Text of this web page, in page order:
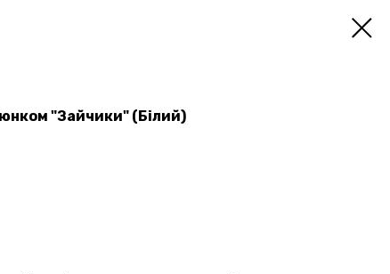
"Зайчики" (Білий)